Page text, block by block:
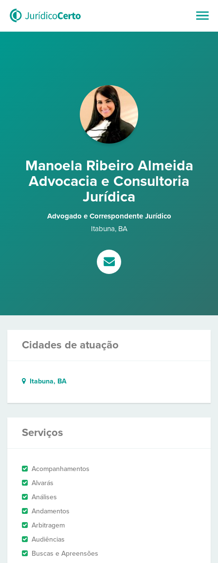
Manoela Ribeiro Almeida
Advocacia e Consultoria
Jurídica
Advogado e Correspondente Jurídico
Itabuna, BA
Cidades de atuação
Itabuna, BA
Serviços
Acompanhamentos
Alvarás
Análises
Andamentos
Arbitragem
Audiências
Buscas e Apreensões